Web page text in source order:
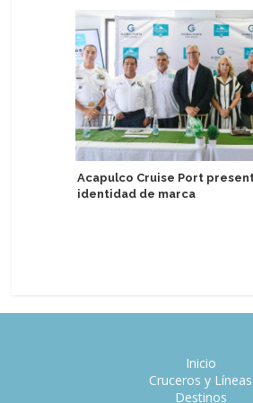
Acapulco Cruise Port
identidad de marca
Inicio
Cruceros y Líneas
Destinos